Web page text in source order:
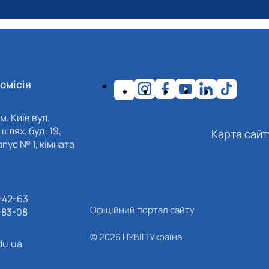
Київ вул.
шлях, буд. 19,
№ 1, кімната
63
08
Карта
Офіційний портал сайту
© 2026 НУБІП Україна